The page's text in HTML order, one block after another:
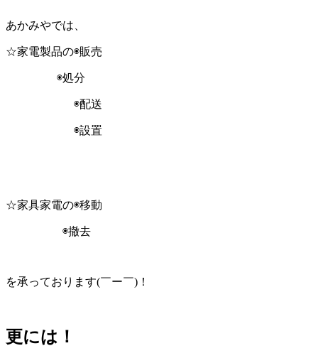
あかみやでは、
☆家電製品の◉販売
◉処分
◉配送
◉設置
☆家具家電の◉移動
◉撤去
を承っております(￣ー￣)！
更には！